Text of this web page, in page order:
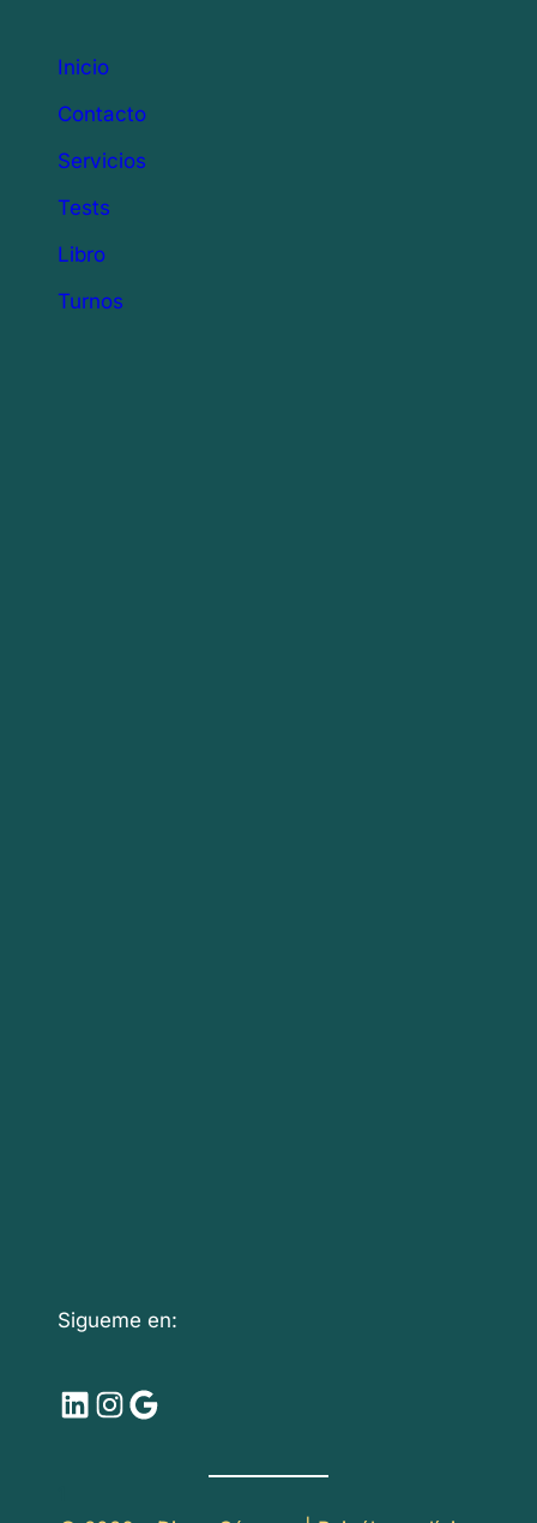
Inicio
Contacto
Servicios
Tests
Libro
Turnos
Sigueme en:
LinkedIn Instagram Google